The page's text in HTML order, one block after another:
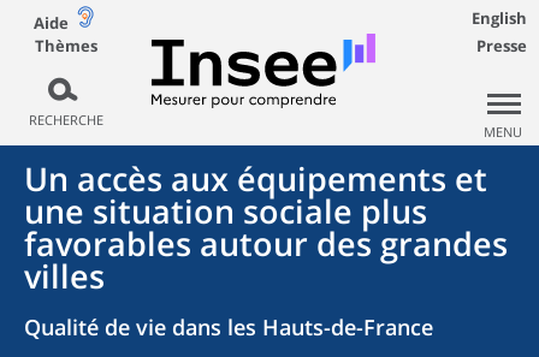
Aide
Thèmes
RECHERCHE
English
Presse
MENU
Un accès aux équipements et
une situation sociale plus
favorables autour des grandes
villes
Qualité de vie dans les Hauts-de-France